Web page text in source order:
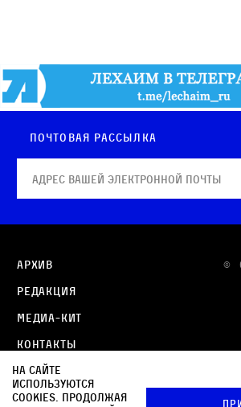
Почтовая рассылка
©
Архив
Редакция
Медиа-кит
Контакты
Политика в отношении обработки
данных
На сайте
используются
cookies. Продолжая